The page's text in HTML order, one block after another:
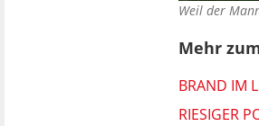
Weil der
Mehr
BRAND IM
RIESIGER